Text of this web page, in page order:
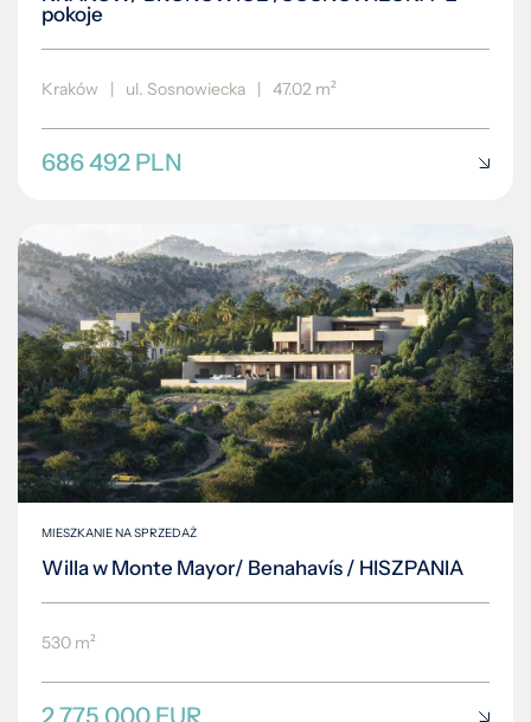
pokoje
Kraków | ul. Sosnowiecka | 47.02 m²
686 492 PLN
MIESZKANIE NA SPRZEDAŻ
Willa w Monte Mayor/ Benahavís / HISZPANIA
530 m²